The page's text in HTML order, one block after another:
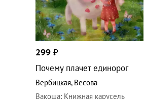
299₽
Почему плачет единорог
Вербицкая, Весова
Вакоша: Книжная карусель